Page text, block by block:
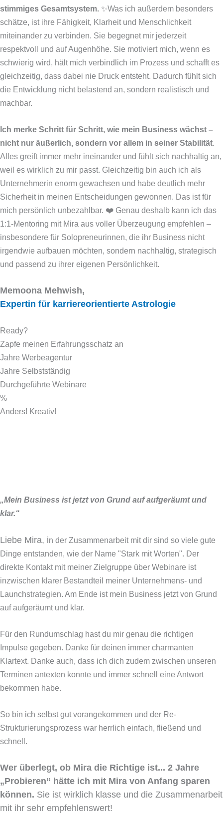
stimmiges Gesamtsystem. ✨Was ich außerdem besonders
schätze, ist ihre Fähigkeit, Klarheit und Menschlichkeit
miteinander zu verbinden. Sie begegnet mir jederzeit
respektvoll und auf Augenhöhe. Sie motiviert mich, wenn es
schwierig wird, hält mich verbindlich im Prozess und schafft es
gleichzeitig, dass dabei nie Druck entsteht. Dadurch fühlt sich
die Entwicklung nicht belastend an, sondern realistisch und
machbar.
Ich merke Schritt für Schritt, wie mein Business wächst –
nicht nur äußerlich, sondern vor allem in seiner Stabilität.
Alles greift immer mehr ineinander und fühlt sich nachhaltig an,
weil es wirklich zu mir passt. Gleichzeitig bin auch ich als
Unternehmerin enorm gewachsen und habe deutlich mehr
Sicherheit in meinen Entscheidungen gewonnen. Das ist für
mich persönlich unbezahlbar. ❤️ Genau deshalb kann ich das
1:1-Mentoring mit Mira aus voller Überzeugung empfehlen –
insbesondere für Solopreneurinnen, die ihr Business nicht
irgendwie aufbauen möchten, sondern nachhaltig, strategisch
und passend zu ihrer eigenen Persönlichkeit.
Memoona Mehwish,
Expertin für karriereorientierte Astrologie
Ready?
Zapfe meinen Erfahrungsschatz an
Jahre Werbeagentur
Jahre Selbstständig
Durchgeführte Webinare
%
Anders! Kreativ!
„Mein Business ist jetzt von Grund auf aufgeräumt und
klar.“
Liebe Mira, in der Zusammenarbeit mit dir sind so viele gute
Dinge entstanden, wie der Name "Stark mit Worten". Der
direkte Kontakt mit meiner Zielgruppe über Webinare ist
inzwischen klarer Bestandteil meiner Unternehmens- und
Launchstrategien. Am Ende ist mein Business jetzt von Grund
auf aufgeräumt und klar.
Für den Rundumschlag hast du mir genau die richtigen
Impulse gegeben. Danke für deinen immer charmanten
Klartext. Danke auch, dass ich dich zudem zwischen unseren
Terminen antexten konnte und immer schnell eine Antwort
bekommen habe.
So bin ich selbst gut vorangekommen und der Re-
Strukturierungsprozess war herrlich einfach, fließend und
schnell.
Wer überlegt, ob Mira die Richtige ist... 2 Jahre
„Probieren“ hätte ich mit Mira von Anfang sparen
können. Sie ist wirklich klasse und die Zusammenarbeit
mit ihr sehr empfehlenswert!